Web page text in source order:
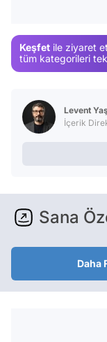
Keşfet ile ziyaret
tüm kategorileri
Levent
İçerik
Sana
Daha